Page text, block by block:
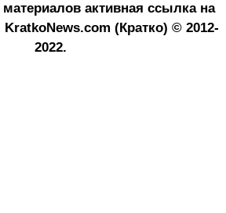
активная ссылка на
KratkoNews.com (Кратко) © 2012-
2022.